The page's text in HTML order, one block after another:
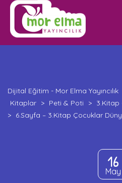
Dijital Eğitim - Mor Elma Yayıncılık
Kitaplar > Peti & Poti > 3.Kitap
> 6.Sayfa – 3.Kitap Çocuklar
16
May